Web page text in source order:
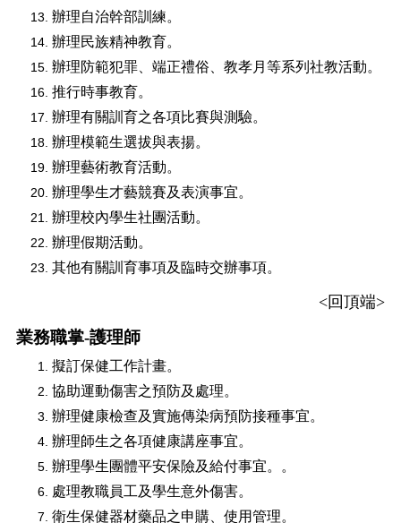
辦理自治幹部訓練。
辦理民族精神教育。
辦理防範犯罪、端正禮俗、教孝月等系列社教活動。
推行時事教育。
辦理有關訓育之各項比賽與測驗。
辦理模範生選拔與表揚。
辦理藝術教育活動。
辦理學生才藝競賽及表演事宜。
辦理校內學生社團活動。
辦理假期活動。
其他有關訓育事項及臨時交辦事項。
<回頂端>
業務職掌-護理師
擬訂保健工作計畫。
協助運動傷害之預防及處理。
辦理健康檢查及實施傳染病預防接種事宜。
辦理師生之各項健康講座事宜。
辦理學生團體平安保險及給付事宜。。
處理教職員工及學生意外傷害。
衛生保健器材藥品之申購、使用管理。